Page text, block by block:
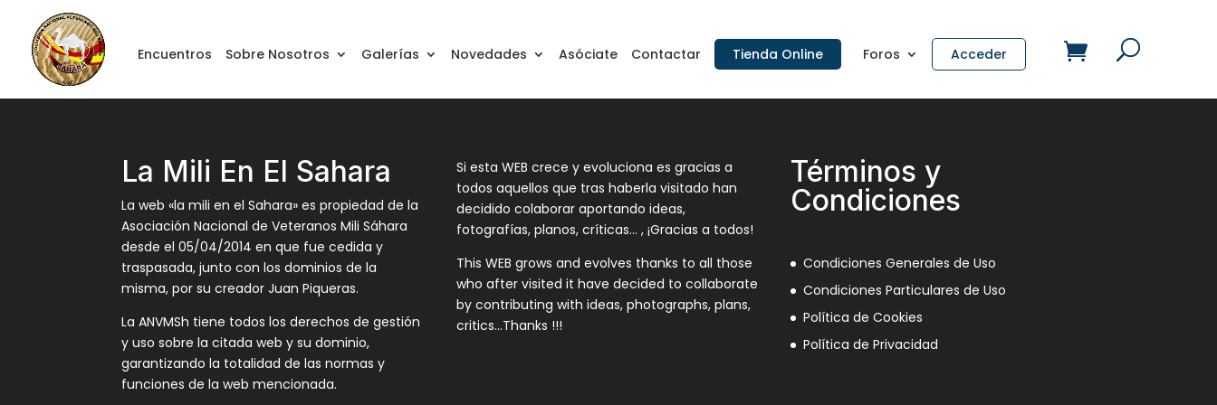
Encuentros Sobre Nosotros Galerías Novedades Asóciate Contactar Tienda Online Foros Acceder
La Mili En El Sahara
La web «la mili en el Sahara» es propiedad de la
Asociación Nacional de Veteranos Mili Sáhara
desde el 05/04/2014 en que fue cedida y
traspasada, junto con los dominios de la
misma, por su creador Juan Piqueras.
La ANVMSh tiene todos los derechos de gestión
y uso sobre la citada web y su dominio,
garantizando la totalidad de las normas y
funciones de la web mencionada.
Si esta WEB crece y evoluciona es gracias a
todos aquellos que tras haberla visitado han
decidido colaborar aportando ideas,
fotografías, planos, críticas… , ¡Gracias a todos!
This WEB grows and evolves thanks to all those
who after visited it have decided to collaborate
by contributing with ideas, photographs, plans,
critics…Thanks !!!
Términos y
Condiciones
Condiciones Generales de Uso
Condiciones Particulares de Uso
Política de Cookies
Política de Privacidad